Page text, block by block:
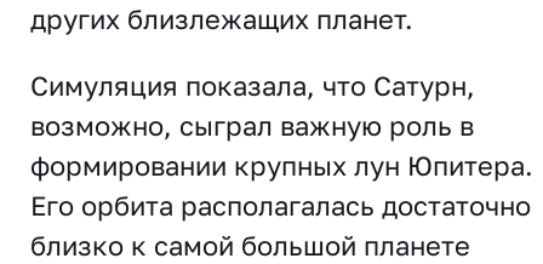
других близлежащих планет.
Симуляция показала, что Сатурн,
возможно, сыграл важную роль в
формировании крупных лун Юпитера.
Его орбита располагалась достаточно
близко к самой большой планете